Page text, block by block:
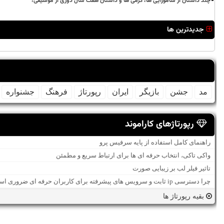
جدیدترین ها
مد جشن بازیگر ایران رپورتاژ فرهنگ جشنواره
رپورتاژهای کاراموند
راهنمای کامل استفاده از پایه سرفیس پرو
واکی تاکی، انتخاب حرفه ای ها برای ارتباط سریع و مطمئن
تاثیر فیلر لب بر زیبایی صورت
چرا دسترسی ip ثابت و سرویس های پیشرفته برای کاربران حرفه ای ضروری است؟
بقیه رپورتاژ ها